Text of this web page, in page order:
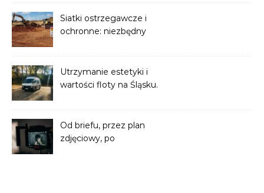
Siatki ostrzegawcze i
ochronne: niezbędny
ziemnych
Utrzymanie estetyki i
wartości floty na Śląsku.
Od briefu, przez plan
zdjęciowy, po